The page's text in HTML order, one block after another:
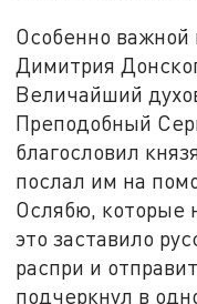
Особенно важной
Димитрия
Величайший
Преподобный
благословил
послал им на
Ослябю, которые
это заставило
распри и
подчеркнул в